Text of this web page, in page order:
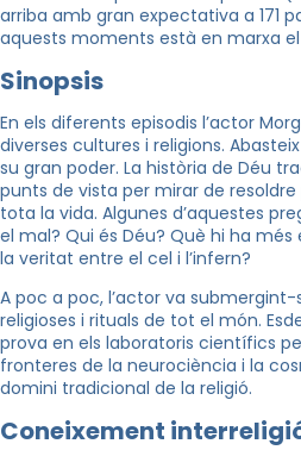
arriba amb gran expectativa a 171
aquests moments està en marxa
Sinopsis
En els diferents episodis l’actor
diverses cultures i religions.
su gran poder. La història de Déu
punts de vista per mirar de
tota la vida. Algunes d’aquestes
el mal? Qui és Déu? Què hi ha
la veritat entre el cel i l’infern?
A poc a poc, l’actor va
religioses i rituals de tot el món.
prova en els laboratoris científics
fronteres de la neurociència i la
domini tradicional de la religió.
Coneixement